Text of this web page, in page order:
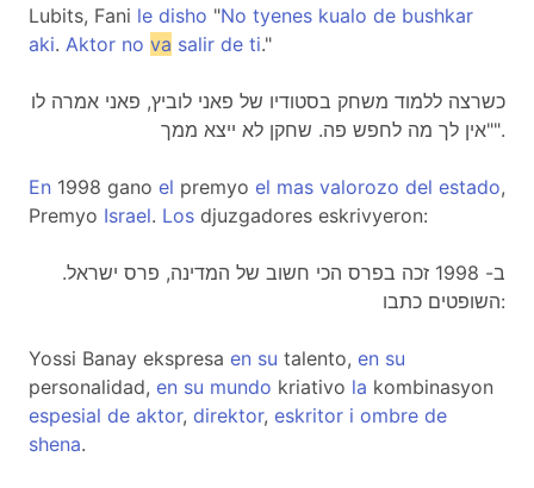
Lubits, Fani le disho "No tyenes kualo de bushkar
aki. Aktor no va salir de ti."
כשרצה ללמוד משחק בסטודיו של פאני לוביץ, פאני אמרה לו
"אין לך מה לחפש פה. שחקן לא ייצא ממך".
En 1998 gano el premyo el mas valorozo del estado,
Premyo Israel. Los djuzgadores eskrivyeron:
ב- 1998 זכה בפרס הכי חשוב של המדינה, פרס ישראל.
השופטים כתבו:
Yossi Banay ekspresa en su talento, en su
personalidad, en su mundo kriativo la kombinasyon
espesial de aktor, direktor, eskritor i ombre de
shena.